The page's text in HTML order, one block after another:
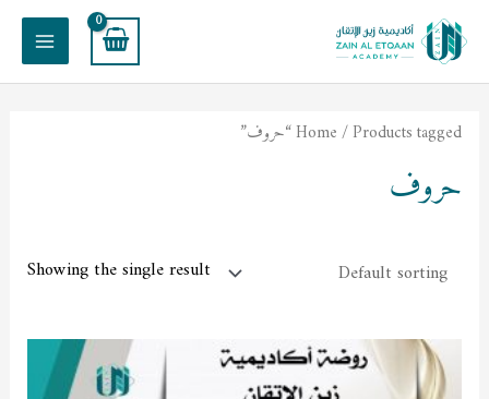
المحتوى
Main
Home/ Products tagged “حروف”
حروف
Showing the single result